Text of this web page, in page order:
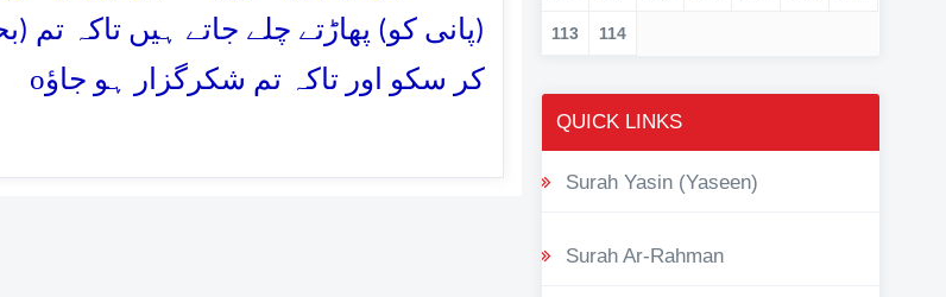
(پانی کو) پھاڑتے چلے جاتے ہیں تاکہ
کر سکو اور تاکہ تم شکرگزار ہو جاؤo
113 114
QUICK LINKS
Surah Yasin (Yaseen)
Surah Ar-Rahman